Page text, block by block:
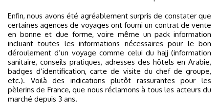
Enfin, nous avons été agréablement surpris de constater que
certaines agences de voyages ont fourni un contrat de vente
en bonne et due forme, voire même un pack information
incluant toutes les informations nécessaires pour le bon
déroulement d’un voyage comme celui du hajj (information
sanitaire, conseils pratiques, adresses des hôtels en Arabie,
badges d’identification, carte de visite du chef de groupe,
etc.). Voilà des indications plutôt rassurantes pour les
pèlerins de France, que nous réclamons à tous les acteurs du
marché depuis 3 ans.